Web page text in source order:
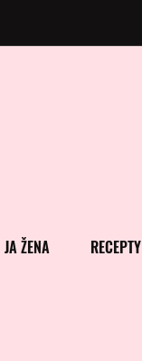
JA ŽENA RECEPTY